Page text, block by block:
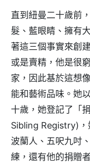
直到紐曼二十歲前
髮、藍眼睛、擁有
著這三個事實來創
或是賣精，他是很
家，因此基於這想
能和藝術品味。她
十歲，她登記了「
Sibling Registry)，
波蘭人、五呎九吋
練，還有他的捐贈